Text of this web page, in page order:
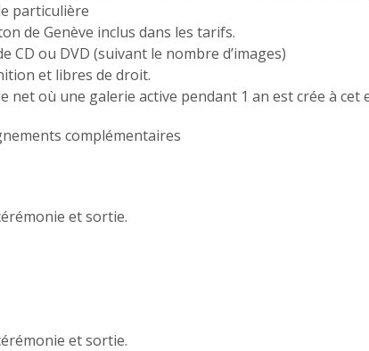
particulière
de Genève inclus dans les tarifs.
CD ou DVD (suivant le nombre d’images)
et libres de droit.
net où une galerie active pendant 1 an est crée à cet
complémentaires
et sortie.
et sortie.